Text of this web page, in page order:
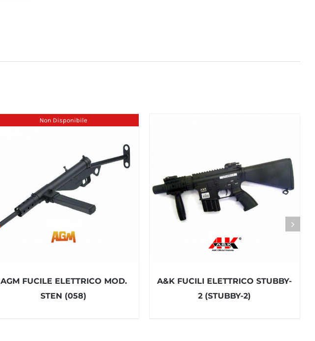
Non Disponibile
AGM FUCILE ELETTRICO MOD.
STEN (058)
A&K FUCILI ELETTRICO STUBBY-
2 (STUBBY-2)